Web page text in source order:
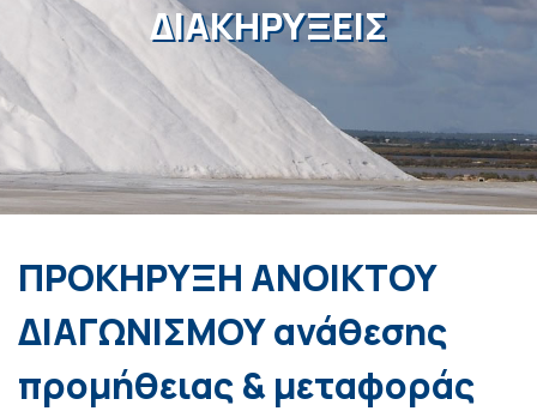
ΔΙΑΚΗΡΥΞΕΙΣ
ΠΡΟΚΗΡΥΞΗ ΑΝΟΙΚΤΟΥ
ΔΙΑΓΩΝΙΣΜΟΥ ανάθεσης
προμήθειας & μεταφοράς